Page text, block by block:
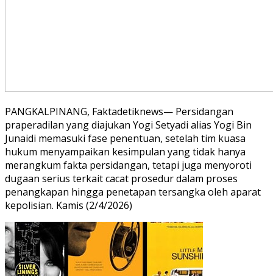
PANGKALPINANG, Faktadetiknews— Persidangan
praperadilan yang diajukan Yogi Setyadi alias Yogi Bin
Junaidi memasuki fase penentuan, setelah tim kuasa
hukum menyampaikan kesimpulan yang tidak hanya
merangkum fakta persidangan, tetapi juga menyoroti
dugaan serius terkait cacat prosedur dalam proses
penangkapan hingga penetapan tersangka oleh aparat
kepolisian. Kamis (2/4/2026)